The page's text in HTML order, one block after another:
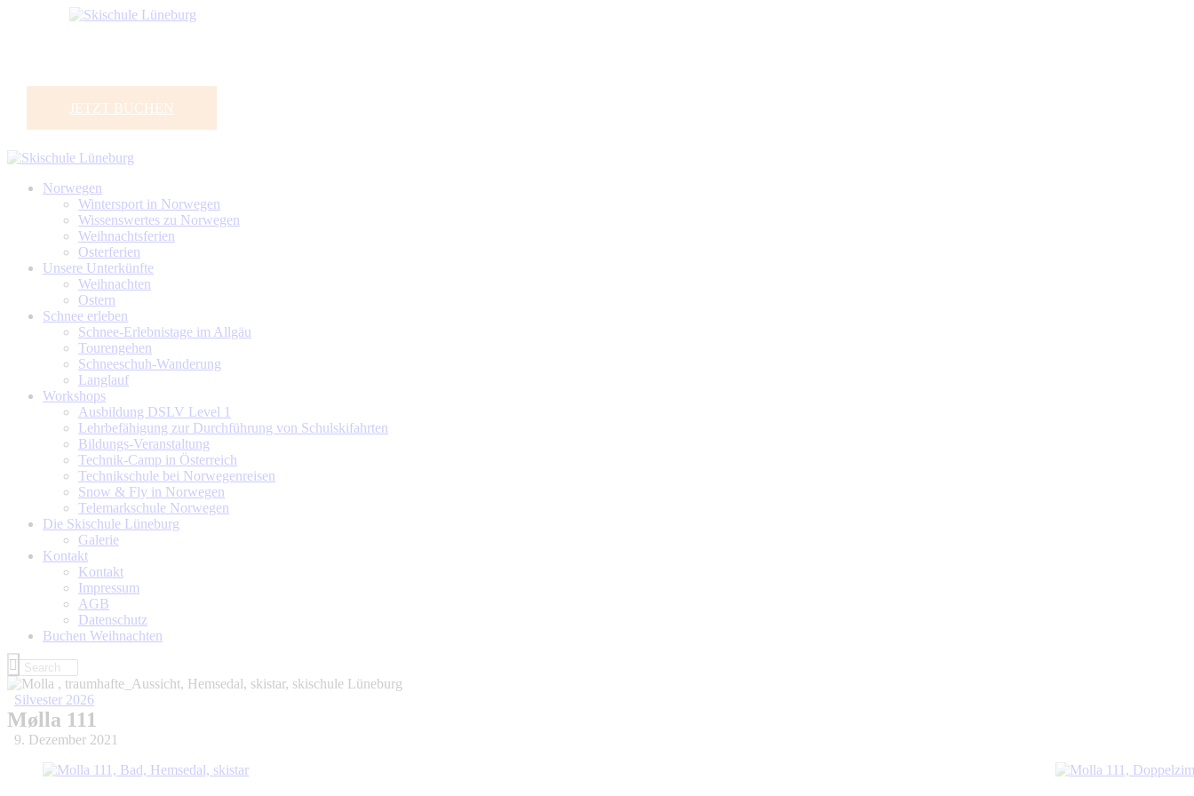
JETZT BUCHEN
Norwegen
Wintersport in Norwegen
Wissenswertes zu Norwegen
Weihnachtsferien
Osterferien
Unsere Unterkünfte
Weihnachten
Ostern
Schnee erleben
Schnee-Erlebnistage im Allgäu
Tourengehen
Schneeschuh-Wanderung
Langlauf
Workshops
Ausbildung DSLV Level 1
Lehrbefähigung zur Durchführung von Schulskifahrten
Bildungs-Veranstaltung
Technik-Camp in Österreich
Technikschule bei Norwegenreisen
Snow & Fly in Norwegen
Telemarkschule Norwegen
Die Skischule Lüneburg
Galerie
Kontakt
Kontakt
Impressum
AGB
Datenschutz
Buchen Weihnachten
Silvester 2026
Mølla 111
9. Dezember 2021